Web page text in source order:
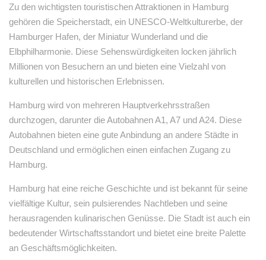
Zu den wichtigsten touristischen Attraktionen in Hamburg
gehören die Speicherstadt, ein UNESCO-Weltkulturerbe, der
Hamburger Hafen, der Miniatur Wunderland und die
Elbphilharmonie. Diese Sehenswürdigkeiten locken jährlich
Millionen von Besuchern an und bieten eine Vielzahl von
kulturellen und historischen Erlebnissen.
Hamburg wird von mehreren Hauptverkehrsstraßen
durchzogen, darunter die Autobahnen A1, A7 und A24. Diese
Autobahnen bieten eine gute Anbindung an andere Städte in
Deutschland und ermöglichen einen einfachen Zugang zu
Hamburg.
Hamburg hat eine reiche Geschichte und ist bekannt für seine
vielfältige Kultur, sein pulsierendes Nachtleben und seine
herausragenden kulinarischen Genüsse. Die Stadt ist auch ein
bedeutender Wirtschaftsstandort und bietet eine breite Palette
an Geschäftsmöglichkeiten.